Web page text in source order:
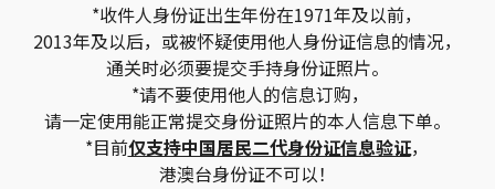
*收件人身份证出生年份在1971年及以前，
2013年及以后，或被怀疑使用他人身份证信息的情况，
通关时必须要提交手持身份证照片。
*请不要使用他人的信息订购，
请一定使用能正常提交身份证照片的本人信息下单。
*目前仅支持中国居民二代身份证信息验证，
港澳台身份证不可以！